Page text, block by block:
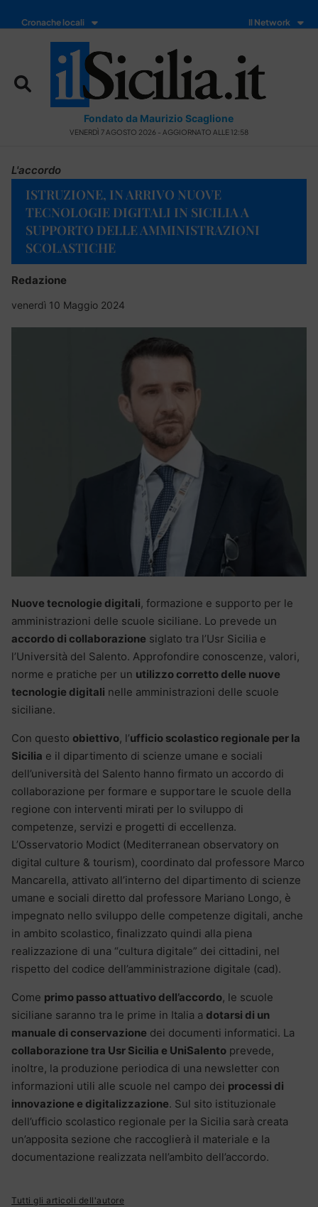
Cronache locali Il Network
Fondato da Maurizio Scaglione
VENERDÌ 7 AGOSTO 2026 - AGGIORNATO ALLE 12:58
L'accordo
ISTRUZIONE, IN ARRIVO NUOVE
TECNOLOGIE DIGITALI IN SICILIA A
SUPPORTO DELLE AMMINISTRAZIONI
SCOLASTICHE
Redazione
venerdì 10 Maggio 2024
Nuove tecnologie digitali, formazione e supporto per le
amministrazioni delle scuole siciliane. Lo prevede un
accordo di collaborazione siglato tra l’Usr Sicilia e
l’Università del Salento. Approfondire conoscenze, valori,
norme e pratiche per un utilizzo corretto delle nuove
tecnologie digitali nelle amministrazioni delle scuole
siciliane.
Con questo obiettivo, l’ufficio scolastico regionale per la
Sicilia e il dipartimento di scienze umane e sociali
dell’università del Salento hanno firmato un accordo di
collaborazione per formare e supportare le scuole della
regione con interventi mirati per lo sviluppo di
competenze, servizi e progetti di eccellenza.
L’Osservatorio Modict (Mediterranean observatory on
digital culture & tourism), coordinato dal professore Marco
Mancarella, attivato all’interno del dipartimento di scienze
umane e sociali diretto dal professore Mariano Longo, è
impegnato nello sviluppo delle competenze digitali, anche
in ambito scolastico, finalizzato quindi alla piena
realizzazione di una “cultura digitale” dei cittadini, nel
rispetto del codice dell’amministrazione digitale (cad).
Come primo passo attuativo dell’accordo, le scuole
siciliane saranno tra le prime in Italia a dotarsi di un
manuale di conservazione dei documenti informatici. La
collaborazione tra Usr Sicilia e UniSalento prevede,
inoltre, la produzione periodica di una newsletter con
informazioni utili alle scuole nel campo dei processi di
innovazione e digitalizzazione. Sul sito istituzionale
dell’ufficio scolastico regionale per la Sicilia sarà creata
un’apposita sezione che raccoglierà il materiale e la
documentazione realizzata nell’ambito dell’accordo.
Tutti gli articoli dell'autore